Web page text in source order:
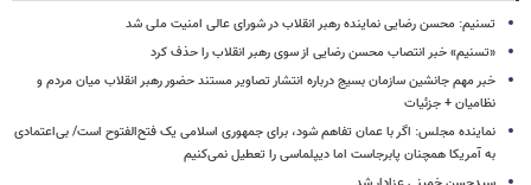
تسنیم: محسن رضایی نماینده رهبر انقلاب در شورای عالی امنیت ملی شد
«تسنیم» خبر انتصاب محسن رضایی از سوی رهبر انقلاب را حذف کرد
خبر مهم جانشین سازمان بسیج درباره انتشار تصاویر مستند حضور رهبر انقلاب میان مردم و
نظامیان + جزئیات
نماینده مجلس: اگر با عمان تفاهم شود، برای جمهوری اسلامی یک فتح‌الفتوح است/ بی‌اعتمادی
به آمریکا همچنان پابرجاست اما دیپلماسی را تعطیل نمی‌کنیم